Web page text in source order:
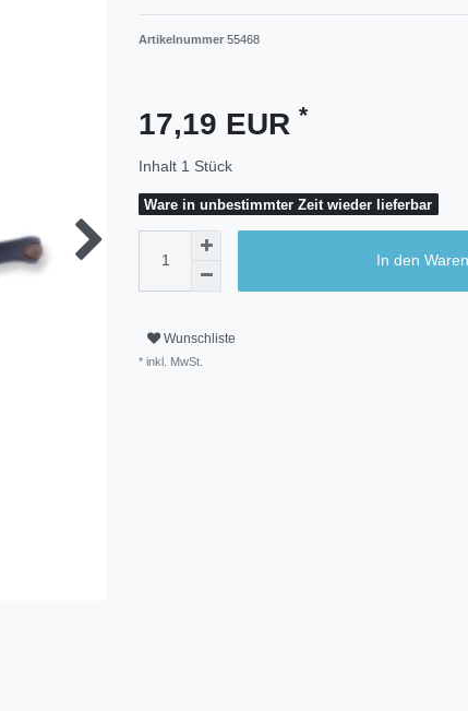
Artikelnummer 55468
17,19 EUR *
Inhalt 1 Stück
Ware in unbestimmter Zeit wieder lieferbar
In den
Wunschliste
* inkl. MwSt.